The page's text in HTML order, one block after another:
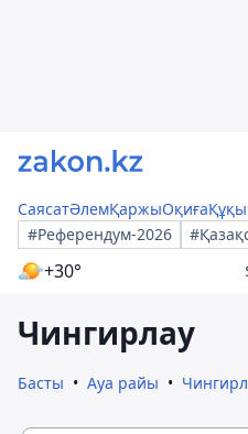
СаясатӘлемҚаржыОқиға
#Референдум-2026
+30°
Чингирлау
Басты Ауа райы